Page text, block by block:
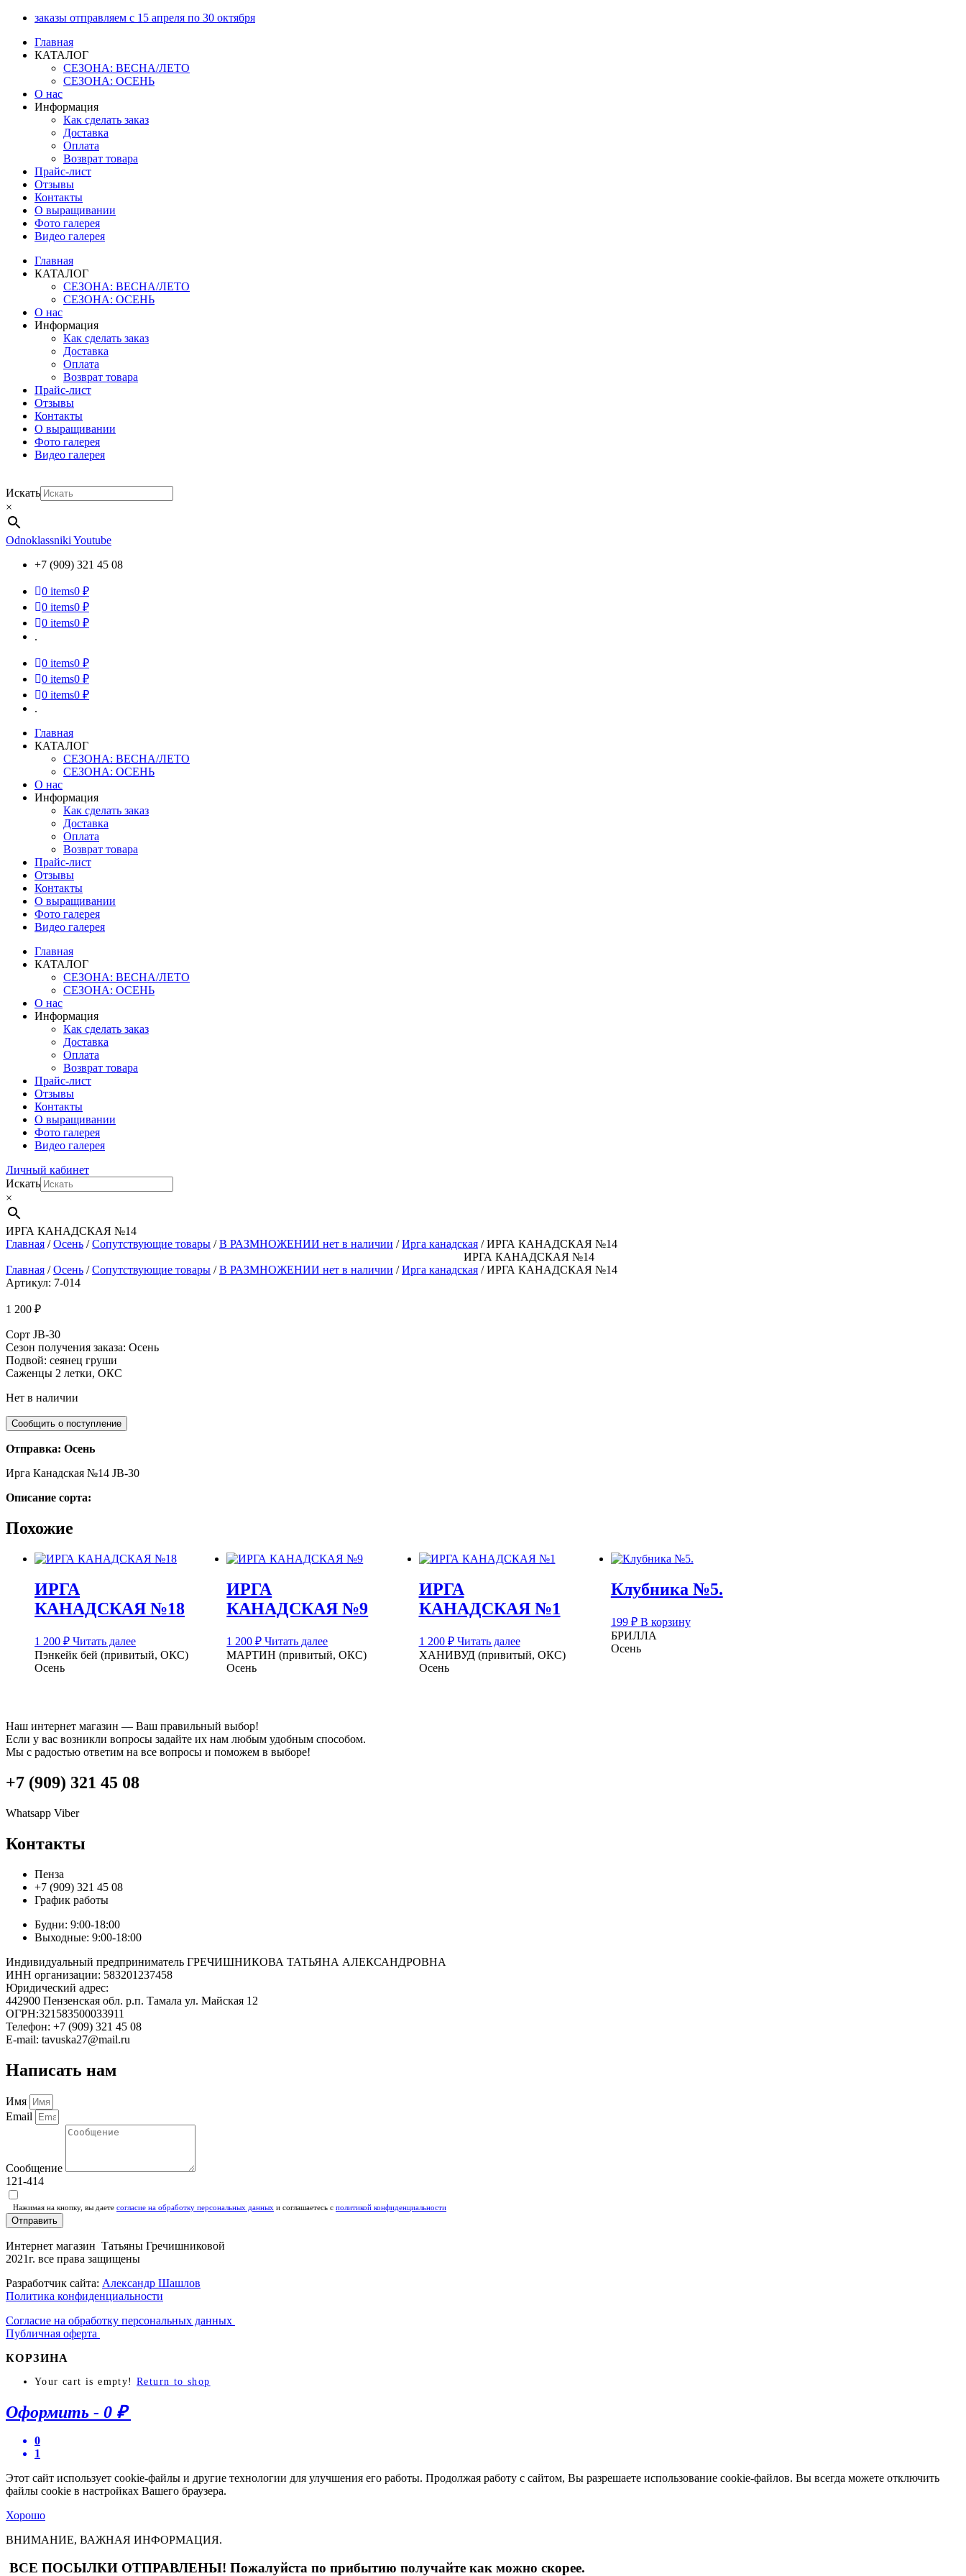
Перейти
содержимому
заказы отправляем с 15 апреля по 30 октября
Главная
КАТАЛОГ
СЕЗОНА: ВЕСНА/ЛЕТО
СЕЗОНА: ОСЕНЬ
О нас
Информация
Как сделать заказ
Доставка
Оплата
Возврат товара
Прайс-лист
Отзывы
Контакты
О выращивании
Фото галерея
Видео галерея
Главная
КАТАЛОГ
СЕЗОНА: ВЕСНА/ЛЕТО
СЕЗОНА: ОСЕНЬ
О нас
Информация
Как сделать заказ
Доставка
Оплата
Возврат товара
Прайс-лист
Отзывы
Контакты
О выращивании
Фото галерея
Видео галерея
Искать
×
Odnoklassniki Youtube
+7 (909) 321 45 08
0 items0 ₽
0 items0 ₽
0 items0 ₽
.
0 items0 ₽
0 items0 ₽
0 items0 ₽
.
Главная
КАТАЛОГ
СЕЗОНА: ВЕСНА/ЛЕТО
СЕЗОНА: ОСЕНЬ
О нас
Информация
Как сделать заказ
Доставка
Оплата
Возврат товара
Прайс-лист
Отзывы
Контакты
О выращивании
Фото галерея
Видео галерея
Главная
КАТАЛОГ
СЕЗОНА: ВЕСНА/ЛЕТО
СЕЗОНА: ОСЕНЬ
О нас
Информация
Как сделать заказ
Доставка
Оплата
Возврат товара
Прайс-лист
Отзывы
Контакты
О выращивании
Фото галерея
Видео галерея
Личный кабинет
Искать
×
ИРГА КАНАДСКАЯ №14
Главная /Осень /Сопутствующие товары /В РАЗМНОЖЕНИИ нет в наличии /Ирга канадская / ИРГА КАНАДСКАЯ №14
ИРГА КАНАДСКАЯ №14
Главная /Осень /Сопутствующие товары /В РАЗМНОЖЕНИИ нет в наличии /Ирга канадская / ИРГА КАНАДСКАЯ №14
Артикул: 7-014
1 200 ₽
Сорт JB-30
Сезон получения заказа: Осень
Подвой: сеянец груши
Саженцы 2 летки, ОКС
Нет в наличии
Отправка: Осень
Ирга Канадская №14 JB-30
Описание сорта:
Похожие
ИРГА
КАНАДСКАЯ №18
1 200 ₽ Читать далее
Пэнкейк бей (привитый, ОКС)
Осень
ИРГА
КАНАДСКАЯ №9
1 200₽ Читать далее
МАРТИН (привитый, ОКС)
Осень
ИРГА
КАНАДСКАЯ №1
1 200 ₽ Читать далее
ХАНИВУД (привитый, ОКС)
Осень
Клубника №5.
199 ₽ В корзину
БРИЛЛА
Осень
Наш интернет магазин — Ваш правильный выбор!
Если у вас возникли вопросы задайте их нам любым удобным способом.
Мы с радостью ответим на все вопросы и поможем в выборе!
+7 (909) 321 45 08
Whatsapp Viber
Контакты
Пенза
+7 (909) 321 45 08
График работы
Будни: 9:00-18:00
Выходные: 9:00-18:00
Индивидуальный предприниматель ГРЕЧИШНИКОВА ТАТЬЯНА АЛЕКСАНДРОВНА
ИНН организации: 583201237458
Юридический адрес:
442900 Пензенская обл. р.п. Тамала ул. Майская 12
ОГРН:321583500033911
Телефон: +7 (909) 321 45 08
E-mail: tavuska27@mail.ru
Написать нам
Имя
Email
Сообщение
121-414
Нажимая на кнопку, вы даете согласие на обработку персональных данных и соглашаетесь c политикой конфиденциальности
Отправить
Интернет магазин Татьяны Гречишниковой
2021г. все права защищены
Разработчик сайта: Александр Шашлов
Политика конфиденциальности
Согласие на обработку персональных данных
Публичная оферта
КОРЗИНА
Your cart is empty! Return to shop
Оформить - 0 ₽
0
1
Этот сайт использует cookie-файлы и другие технологии для улучшения его работы. Продолжая работу с сайтом, Вы разрешаете использование cookie-файлов. Вы всегда можете отключить
файлы cookie в настройках Вашего браузера.
Хорошо
ВНИМАНИЕ, ВАЖНАЯ ИНФОРМАЦИЯ.
ВСЕ ПОСЫЛКИ ОТПРАВЛЕНЫ! Пожалуйста по прибытию получайте как можно скорее.